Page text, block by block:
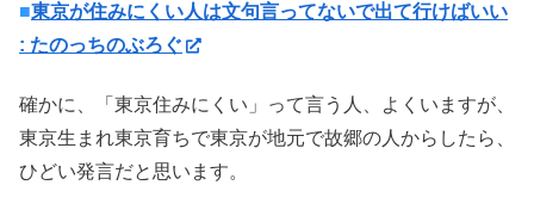
■東京が住みにくい人は文句言ってないで出て行けばいい
: たのっちのぶろぐ
確かに、「東京住みにくい」って言う人、よくいますが、
東京生まれ東京育ちで東京が地元で故郷の人からしたら、
ひどい発言だと思います。